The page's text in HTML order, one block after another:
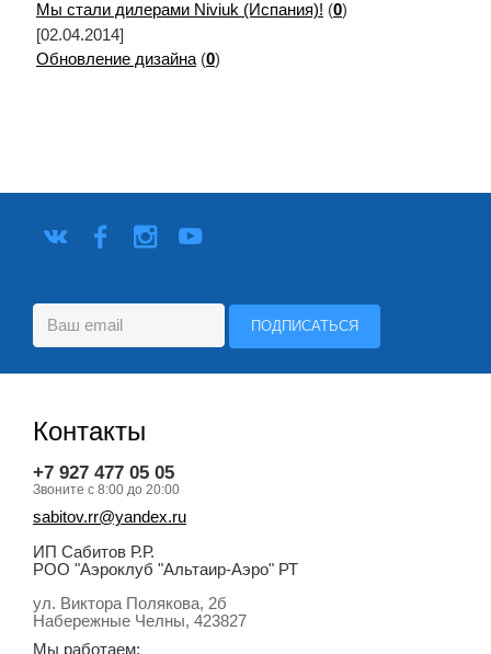
Мы стали дилерами Niviuk (Испания)! (0)
[02.04.2014]
Обновление дизайна (0)
Контакты
+7 927 477 05 05
Звоните с 8:00 до 20:00
sabitov.rr@yandex.ru
ИП Сабитов Р.Р.
РОО "Аэроклуб "Альтаир-Аэро" РТ
ул. Виктора Полякова, 2б
Набережные Челны, 423827
Мы работаем: